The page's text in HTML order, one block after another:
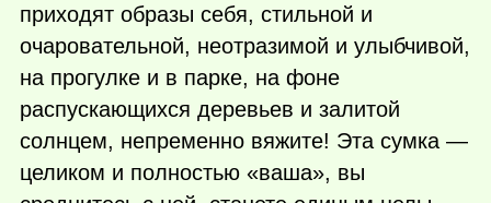
приходят образы себя, стильной и
очаровательной, неотразимой и улыбчивой,
на прогулке и в парке, на фоне
распускающихся деревьев и залитой
солнцем, непременно вяжите! Эта сумка —
целиком и полностью «ваша», вы